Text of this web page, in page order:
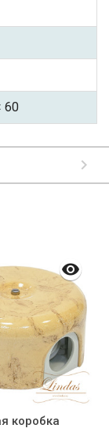
60
коробка